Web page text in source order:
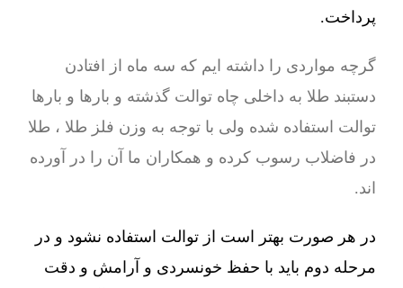
پرداخت.
گرچه مواردی را داشته ایم که سه ماه از افتادن
دستبند طلا به داخلی چاه توالت گذشته و بارها و بارها
توالت استفاده شده ولی با توجه به وزن فلز طلا ، طلا
در فاضلاب رسوب کرده و همکاران ما آن را در آورده
اند.
در هر صورت بهتر است از توالت استفاده نشود و در
مرحله دوم باید با حفظ خونسردی و آرامش و دقت